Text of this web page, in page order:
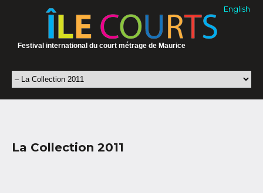
English
Festival international du court métrage de Maurice
La Collection 2011